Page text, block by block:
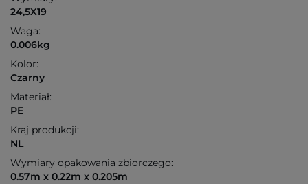
24,5X19
Waga:
0.006kg
Kolor:
Czarny
Materiał:
PE
Kraj produkcji:
NL
Wymiary opakowania zbiorczego:
0.57m x 0.22m x 0.205m